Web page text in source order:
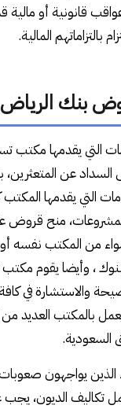
قانونية أو مالية
بالتزاماتهم المالية.
بنك
التي يقدمها مكتب
عن المتعثرين،
التي يقدمها المكتب
للمشروعات، منح قروض
من المكتب نفسه
، وأيضا يقوم
والاستشارة في
بالمكتب العديد من
السعودية.
الذين يواجهون
تكاليف الديون، يجب